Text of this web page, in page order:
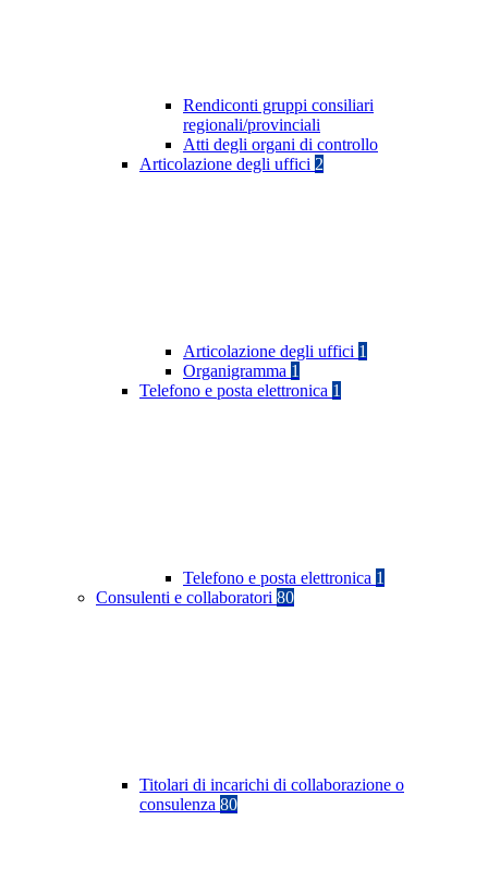
Rendiconti gruppi consiliari
regionali/provinciali
Atti degli organi di controllo
Articolazione degli uffici 2
Articolazione degli uffici 1
Organigramma 1
Telefono e posta elettronica 1
Telefono e posta elettronica 1
Consulenti e collaboratori 80
Titolari di incarichi di collaborazione o
consulenza 80